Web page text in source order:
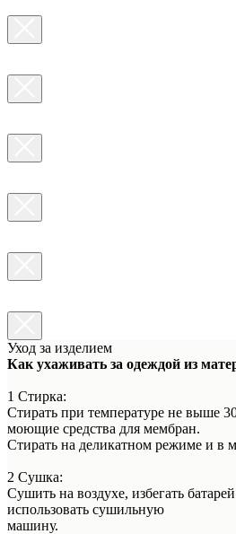
Уход за изделием
Как ухаживать за одеждой из
1 Стирка:
Стирать при температуре не выше
моющие средства для мембран.
Стирать на деликатном режиме и в
2 Сушка:
Сушить на воздухе, избегать
использовать сушильную
машину.